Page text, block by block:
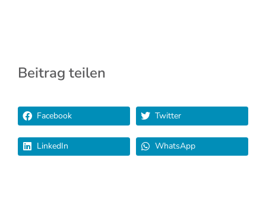
Beitrag teilen
Facebook Twitter
LinkedIn WhatsApp